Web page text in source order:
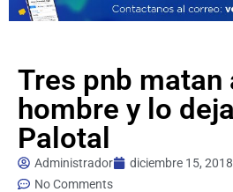
Tres pnb matan
hombre y lo
Palotal
Administrador diciembre 15, 2018
No Comments